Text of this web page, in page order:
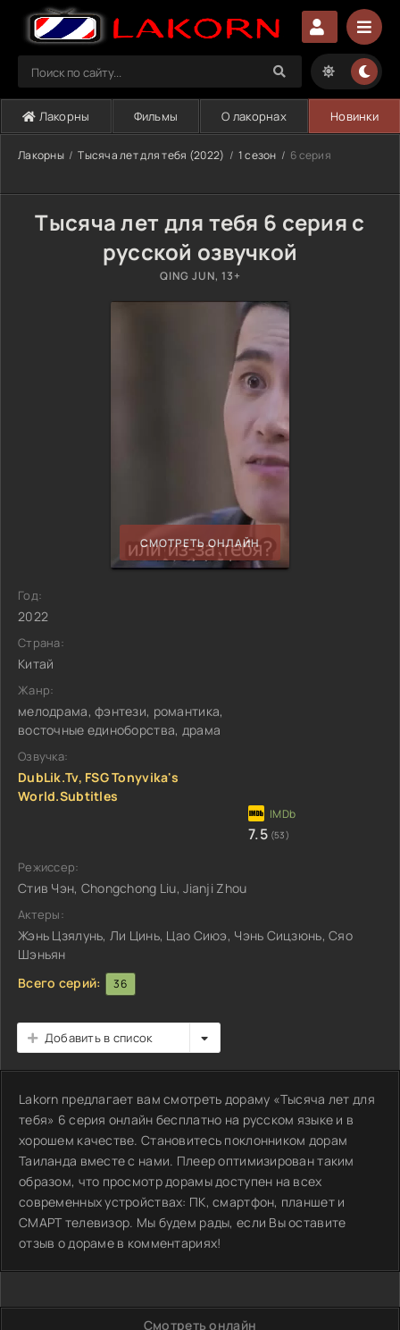
Лакорны Фильмы О лакорнах Новинки
Лакорны Тысяча лет для тебя (2022) 1 сезон 6 серия
Тысяча лет для тебя 6 серия с
русской озвучкой
QING JUN, 13+
СМОТРЕТЬ ОНЛАЙН
Год:
2022
Страна:
Китай
Жанр:
мелодрама, фэнтези, романтика,
восточные единоборства, драма
Озвучка:
DubLik.Tv, FSG Tonyvika's
World.Subtitles
7.5 (53)
Режиссер:
Стив Чэн, Chongchong Liu, Jianji Zhou
Актеры:
Жэнь Цзялунь, Ли Цинь, Цао Сиюэ, Чэнь Сицзюнь, Сяо
Шэньян
Всего серий:
36
Добавить в список
Lakorn предлагает вам смотреть дораму «Тысяча лет для
тебя» 6 серия онлайн бесплатно на русском языке и в
хорошем качестве. Становитесь поклонником дорам
Таиланда вместе с нами. Плеер оптимизирован таким
образом, что просмотр дорамы доступен на всех
современных устройствах: ПК, смартфон, планшет и
СМАРТ телевизор. Мы будем рады, если Вы оставите
отзыв о дораме в комментариях!
Смотреть онлайн